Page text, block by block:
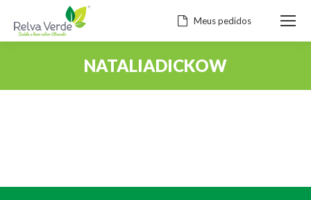
Meus pedidos
NATALIADICKOW